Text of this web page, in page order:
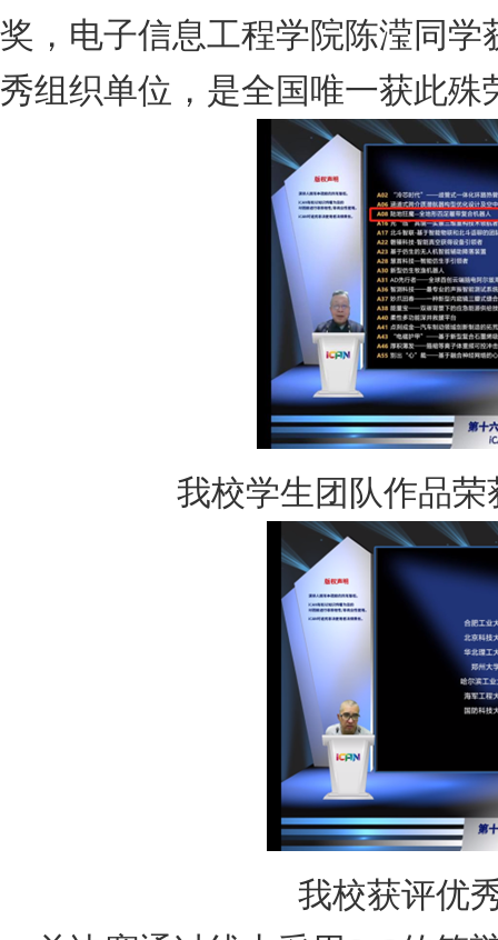
奖，电子信息工程学院陈滢同学
秀组织单位，是全国唯一获此殊
我校学生团队作品
我校获评优